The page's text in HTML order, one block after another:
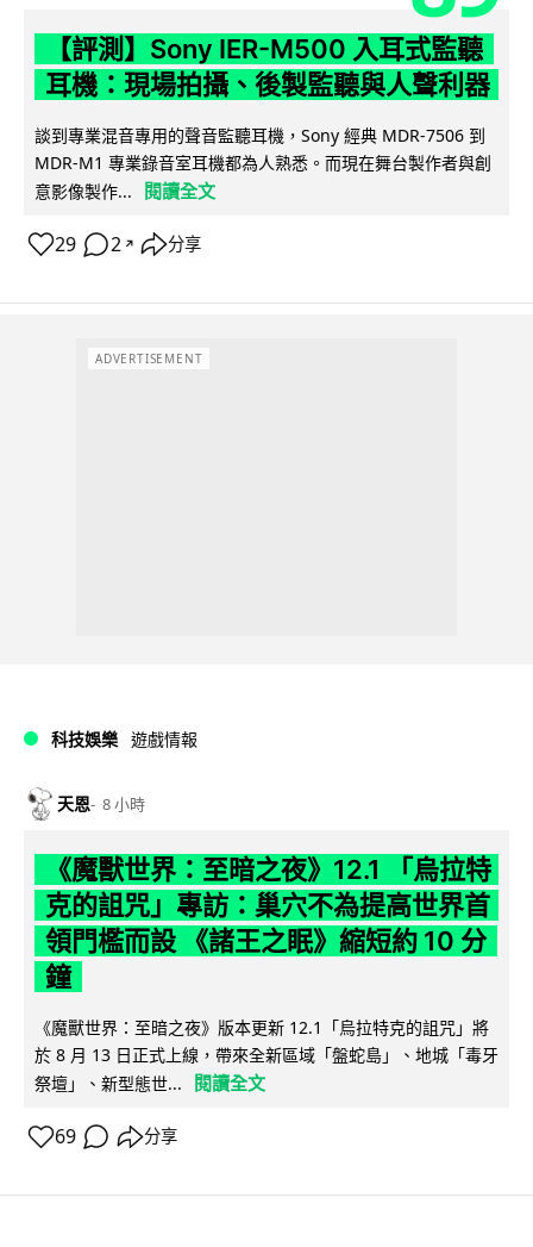
【評測】Sony IER-M500 入耳式監聽
耳機：現場拍攝、後製監聽與人聲利器
談到專業混音專用的聲音監聽耳機，Sony 經典 MDR-7506 到
MDR-M1 專業錄音室耳機都為人熟悉。而現在舞台製作者與創
意影像製作...
閱讀全文
29 2 ↗ 分享
ADVERTISEMENT
科技娛樂 遊戲情報
天恩 8 小時
《魔獸世界：至暗之夜》12.1 「烏拉特
克的詛咒」專訪：巢穴不為提高世界首
領門檻而設 《諸王之眠》縮短約 10 分
鐘
《魔獸世界：至暗之夜》版本更新 12.1「烏拉特克的詛咒」將
於 8 月 13 日正式上線，帶來全新區域「盤蛇島」、地城「毒牙
祭壇」、新型態世...
閱讀全文
69 分享